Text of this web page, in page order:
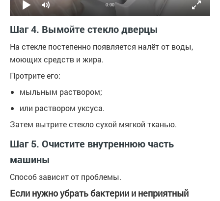
0:00
Шаг 4. Вымойте стекло дверцы
На стекле постепенно появляется налёт от воды,
моющих средств и жира.
Протрите его:
мыльным раствором;
или раствором уксуса.
Затем вытрите стекло сухой мягкой тканью.
Шаг 5. Очистите внутреннюю часть
машины
Способ зависит от проблемы.
Если нужно убрать бактерии и неприятный